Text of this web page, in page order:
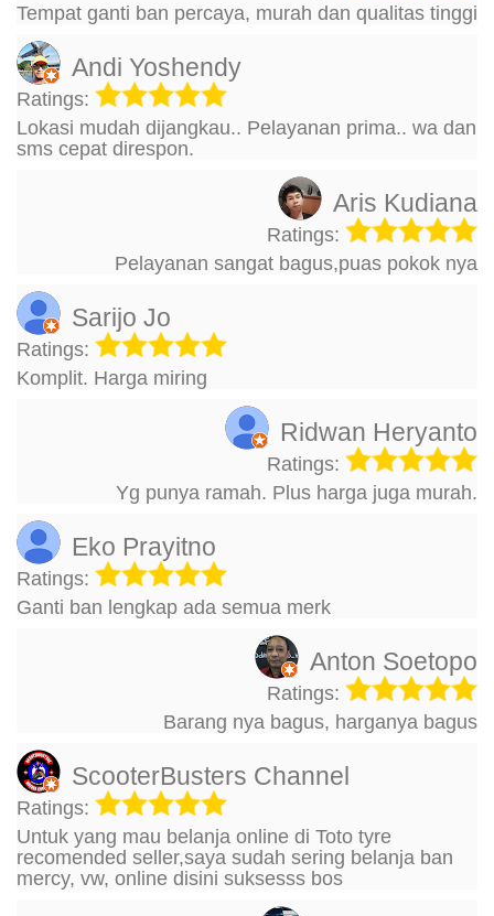
Tempat ganti ban percaya, murah dan qualitas tinggi
Andi Yoshendy
Ratings:
Lokasi mudah dijangkau.. Pelayanan prima.. wa dan
sms cepat direspon.
Aris Kudiana
Ratings:
Pelayanan sangat bagus,puas pokok nya
Sarijo Jo
Ratings:
Komplit. Harga miring
Ridwan Heryanto
Ratings:
Yg punya ramah. Plus harga juga murah.
Eko Prayitno
Ratings:
Ganti ban lengkap ada semua merk
Anton Soetopo
Ratings:
Barang nya bagus, harganya bagus
ScooterBusters Channel
Ratings:
Untuk yang mau belanja online di Toto tyre
recomended seller,saya sudah sering belanja ban
mercy, vw, online disini suksesss bos